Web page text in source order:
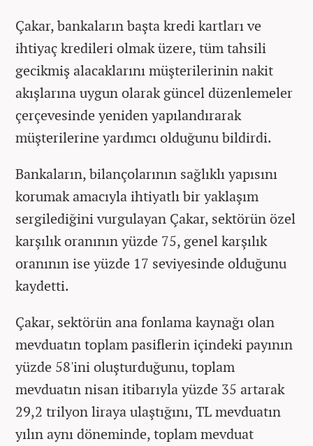
Çakar, bankaların başta kredi kartları ve
ihtiyaç kredileri olmak üzere, tüm tahsili
gecikmiş alacaklarını müşterilerinin nakit
akışlarına uygun olarak güncel düzenlemeler
çerçevesinde yeniden yapılandırarak
müşterilerine yardımcı olduğunu bildirdi.
Bankaların, bilançolarının sağlıklı yapısını
korumak amacıyla ihtiyatlı bir yaklaşım
sergilediğini vurgulayan Çakar, sektörün özel
karşılık oranının yüzde 75, genel karşılık
oranının ise yüzde 17 seviyesinde olduğunu
kaydetti.
Çakar, sektörün ana fonlama kaynağı olan
mevduatın toplam pasiflerin içindeki payının
yüzde 58'ini oluşturduğunu, toplam
mevduatın nisan itibarıyla yüzde 35 artarak
29,2 trilyon liraya ulaştığını, TL mevduatın
yılın aynı döneminde, toplam mevduat